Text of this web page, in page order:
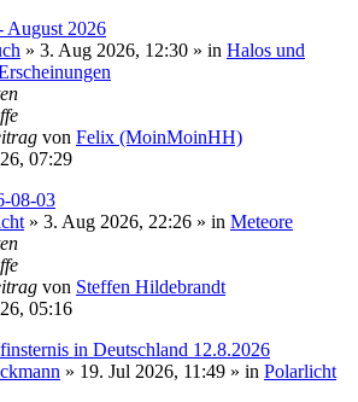
August 2026
» 3. Aug 2026, 12:30 » in Halos und
von Felix (MoinMoinHH)
07:29
08-03
» 3. Aug 2026, 22:26 » in Meteore
von Steffen Hildebrandt
05:16
in Deutschland 12.8.2026
» 19. Jul 2026, 11:49 » in Polarlicht